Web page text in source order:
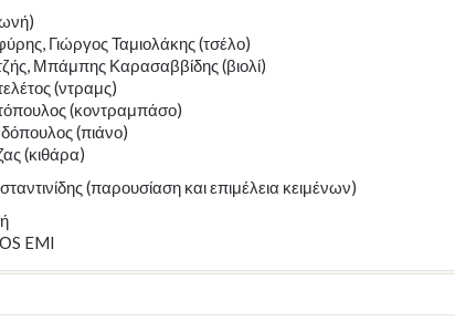
Γιώργος Ταμιολάκης (τσέλο)
Μπάμπης Καρασαββίδης (βιολί)
(ντραμς)
(κοντραμπάσο)
(πιάνο)
(κιθάρα)
(παρουσίαση και επιμέλεια κειμένων)
EMI